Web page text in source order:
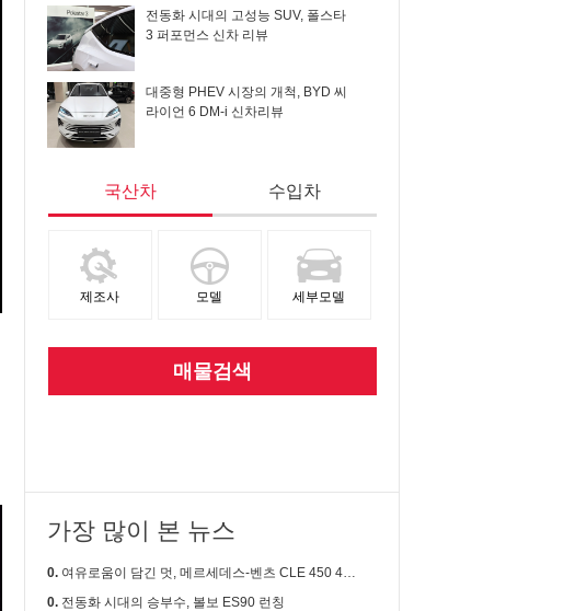
전동화 시대의 고성능 SUV, 폴스타
3 퍼포먼스 신차 리뷰
대중형 PHEV 시장의 개척, BYD 씨
라이언 6 DM-i 신차리뷰
국산차 수입차
제조사 모델 세부모델
매물검색
가장 많이 본 뉴스
0. 여유로움이 담긴 멋, 메르세데스-벤츠 CLE 450 4matic 카브리올레 시승기
0. 전동화 시대의 승부수, 볼보 ES90 런칭